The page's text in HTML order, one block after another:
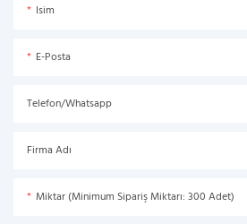
Isim
E-Posta
Telefon/Whatsapp
Firma Adı
Miktar (Minimum Sipariş Miktarı: 300 Adet)